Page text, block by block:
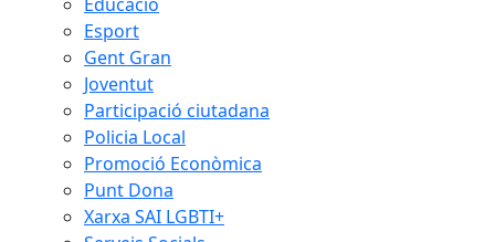
Esport
Gent Gran
Joventut
Participació ciutadana
Policia Local
Promoció Econòmica
Punt Dona
Xarxa SAI LGBTI+